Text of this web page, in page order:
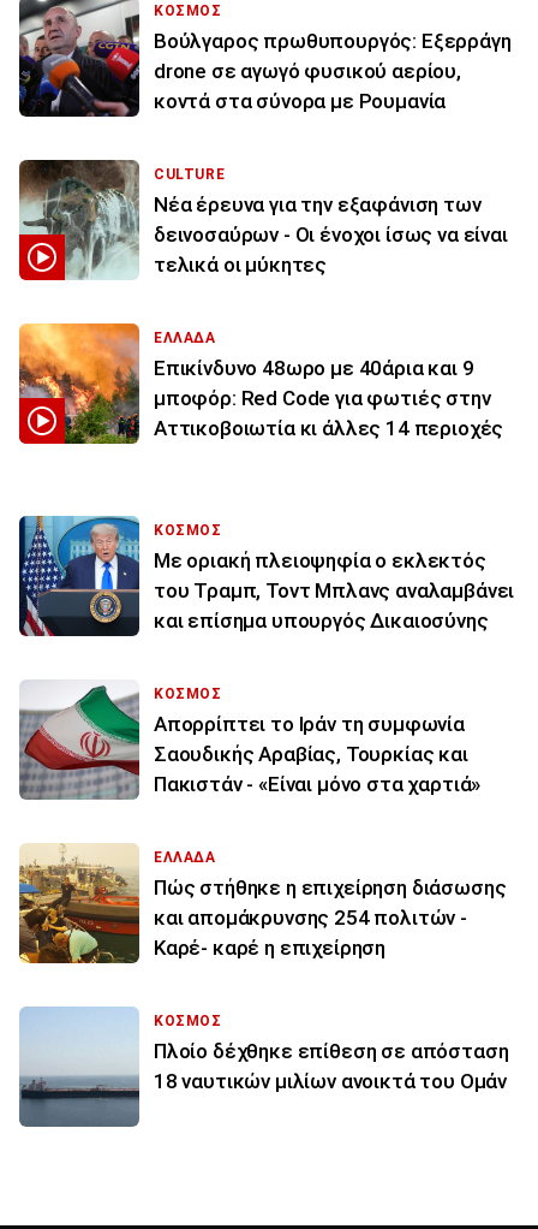
ΚΟΣΜΟΣ
Βούλγαρος πρωθυπουργός: Εξερράγη
drone σε αγωγό φυσικού αερίου,
κοντά στα σύνορα με Ρουμανία
CULTURE
Νέα έρευνα για την εξαφάνιση των
δεινοσαύρων - Οι ένοχοι ίσως να είναι
τελικά οι μύκητες
ΕΛΛΑΔΑ
Επικίνδυνο 48ωρο με 40άρια και 9
μποφόρ: Red Code για φωτιές στην
Αττικοβοιωτία κι άλλες 14 περιοχές
ΚΟΣΜΟΣ
Με οριακή πλειοψηφία ο εκλεκτός
του Τραμπ, Τοντ Μπλανς αναλαμβάνει
και επίσημα υπουργός Δικαιοσύνης
ΚΟΣΜΟΣ
Απορρίπτει το Ιράν τη συμφωνία
Σαουδικής Αραβίας, Τουρκίας και
Πακιστάν - «Είναι μόνο στα χαρτιά»
ΕΛΛΑΔΑ
Πώς στήθηκε η επιχείρηση διάσωσης
και απομάκρυνσης 254 πολιτών -
Καρέ- καρέ η επιχείρηση
ΚΟΣΜΟΣ
Πλοίο δέχθηκε επίθεση σε απόσταση
18 ναυτικών μιλίων ανοικτά του Ομάν